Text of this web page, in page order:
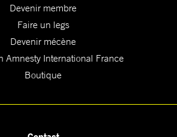
Devenir membre
Faire un legs
Devenir mécène
Amnesty International France
Boutique